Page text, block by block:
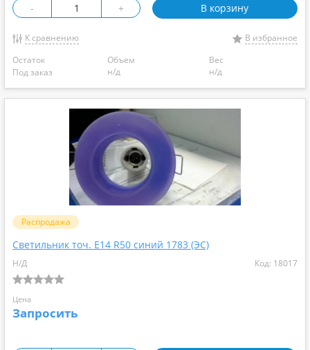
- + В корзину
К сравнению
В избранное
Остаток
Под заказ
Объем
н/д
Вес
н/д
Распродажа
Светильник точ. Е14 R50 синий 1783 (ЭС)
Н/Д Код: 18017
Цена
Запросить